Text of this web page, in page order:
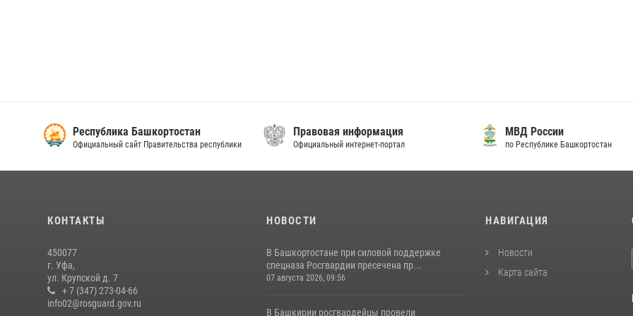
Республика Башкортостан
Официальный сайт Правительства республики
Правовая информация
Официальный интернет-портал
МВД России
по Республике Башкортостан
КОНТАКТЫ
450077
г. Уфа,
ул. Крупской д. 7
+ 7 (347) 273-04-66
info02@rosguard.gov.ru
НОВОСТИ
В Башкортостане при силовой поддержке
спецназа Росгвардии пресечена пр...
07 августа 2026, 09:56
В Башкирии росгвардейцы провели
НАВИГАЦИЯ
Новости
Карта сайта